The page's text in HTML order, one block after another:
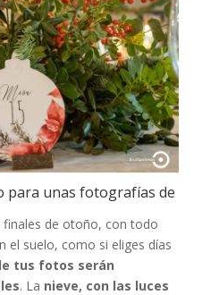
para unas fotografías de
finales de otoño, con todo
el suelo, como si eliges días
tus fotos serán
. La nieve, con las luces